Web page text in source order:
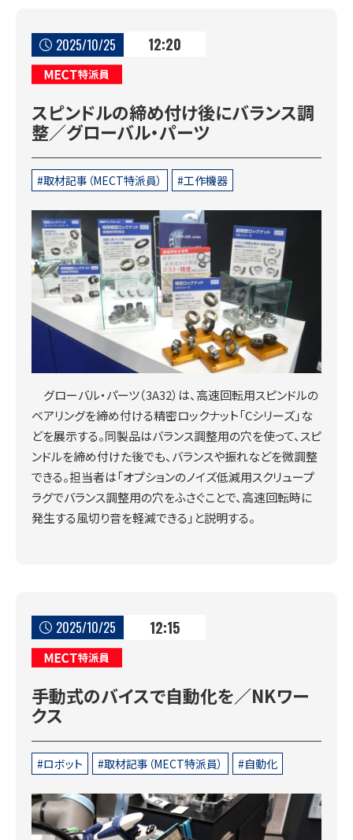
2025/10/25 12:20
MECT特派員
スピンドルの締め付け後にバランス調
整／グローバル・パーツ
取材記事（MECT特派員） 工作機器
グローバル・パーツ（3A32）は、高速回転用スピンドルの
ベアリングを締め付ける精密ロックナット「Cシリーズ」な
どを展示する。同製品はバランス調整用の穴を使って、スピ
ンドルを締め付けた後でも、バランスや振れなどを微調整
できる。担当者は「オプションのノイズ低減用スクリュープ
ラグでバランス調整用の穴をふさぐことで、高速回転時に
発生する風切り音を軽減できる」と説明する。
2025/10/25 12:15
MECT特派員
手動式のバイスで自動化を／NKワー
クス
ロボット 取材記事（MECT特派員） 自動化